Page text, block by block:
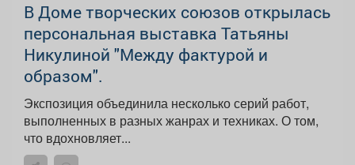
В Доме творческих союзов открылась
персональная выставка Татьяны
Никулиной "Между фактурой и
образом".
Экспозиция объединила несколько серий работ,
выполненных в разных жанрах и техниках. О том,
что вдохновляет...